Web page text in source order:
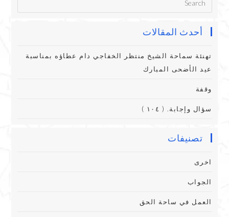
أحدث المقالات
تهنئة سماحة الشيخ منتظر الخفاجي دام عطاؤه بمناسبة
عيد الأضحى المبارك
وقفة
سؤال وإجابة. ( ١٠٤ )
تصنيفات
اخرى
الجواب
العمل في ساحة الحق